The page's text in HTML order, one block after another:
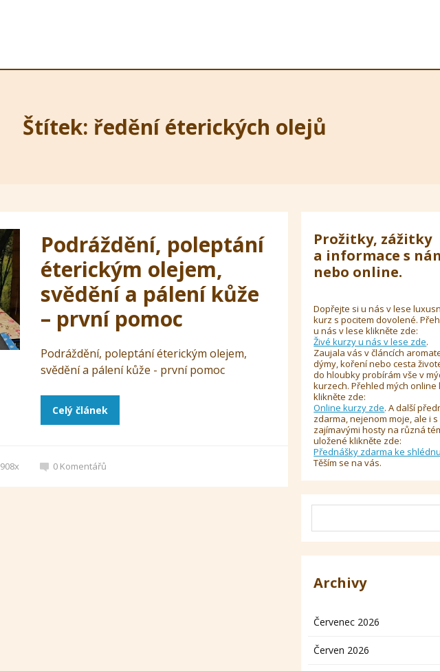
Štítek: ředění éterických olejů
Podráždění, poleptání
éterickým olejem,
svědění a pálení kůže
– první pomoc
Podráždění, poleptání éterickým olejem,
svědění a pálení kůže - první pomoc
Celý článek
908x 0 Komentářů
Prožitky, zážitky
a informace s
nebo online.
Dopřejte si u nás v lese
kurz s pocitem dovolené.
u nás v lese klikněte zde:
Živé kurzy u nás v lese zde.
Zaujala vás v článcích
dýmy, koření nebo cesta
do hloubky probírám vše v
kurzech. Přehled mých online
klikněte zde:
Online kurzy zde. A další
zdarma, nejenom moje, ale i
zajímavými hosty na různá
uložené klikněte zde:
Přednášky zdarma ke
Těším se na vás.
Archivy
Červenec 2026
Červen 2026